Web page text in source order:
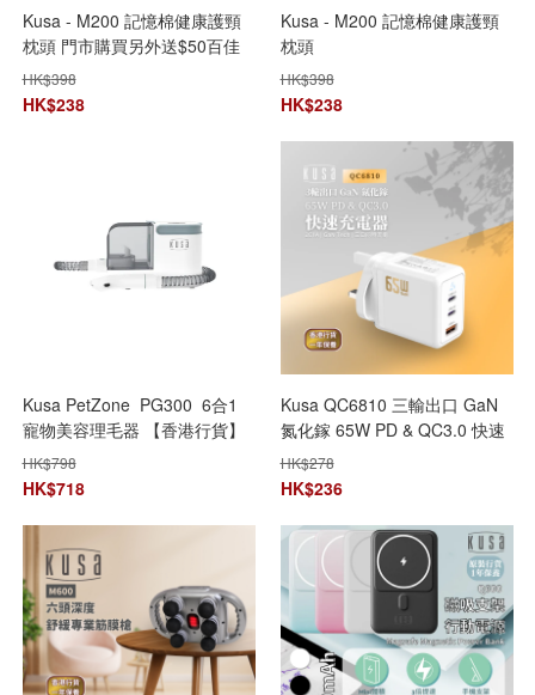
Kusa - M200 記憶棉健康護頸
枕頭 門市購買另外送$50百佳
現金卷
HK$398
HK$238
Kusa - M200 記憶棉健康護頸
枕頭
HK$398
HK$238
Kusa PetZone PG300 6合1
寵物美容理毛器 【香港行貨】
[梳毛][剃毛][打薄][開結][清理]
[吸毛]
HK$798
HK$718
Kusa QC6810 三輸出口 GaN
氮化鎵 65W PD & QC3.0 快速
充電器
HK$278
HK$236